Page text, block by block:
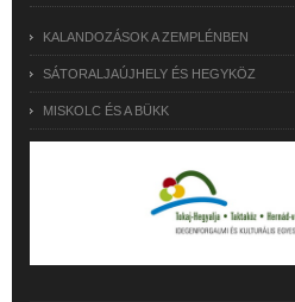
KALANDOZÁSOK A ZEMPLÉNBEN
SÁTORALJAÚJHELY ÉS HEGYKÖZ
MISKOLC ÉS A BÜKK